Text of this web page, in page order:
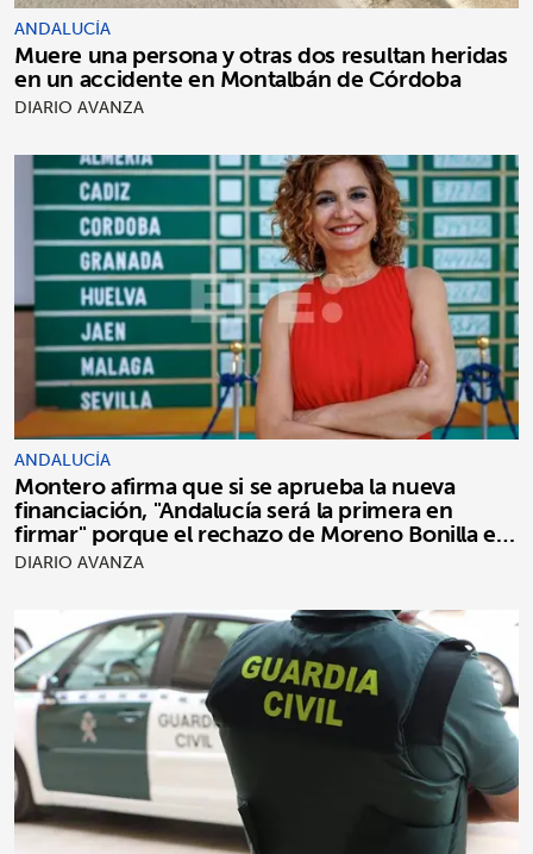
ANDALUCÍA
Muere una persona y otras dos resultan heridas
en un accidente en Montalbán de Córdoba
DIARIO AVANZA
ANDALUCÍA
Montero afirma que si se aprueba la nueva
financiación, "Andalucía será la primera en
firmar" porque el rechazo de Moreno Bonilla es
"puro postureo"
DIARIO AVANZA